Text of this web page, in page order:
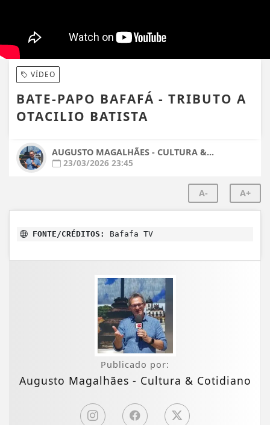
VÍDEO
BATE-PAPO BAFAFÁ - TRIBUTO A
OTACILIO BATISTA
AUGUSTO MAGALHÃES - CULTURA &...
23/03/2026 23:45
A- A+
FONTE/CRÉDITOS: Bafafa TV
Publicado por:
Augusto Magalhães - Cultura & Cotidiano